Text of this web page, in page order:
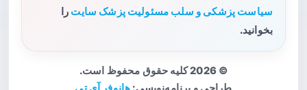
سیاست پزشکی و سلب مسئولیت پزشک سایت را
بخوانید.
© 2026 کلیه حقوق محفوظ است.